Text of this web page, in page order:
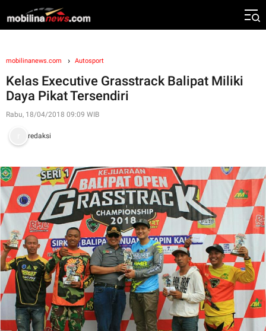
mobilinanews.com Autosport
Kelas Executive Grasstrack Balipat Miliki
Daya Pikat Tersendiri
Rabu, 18/04/2018 09:09 WIB
redaksi